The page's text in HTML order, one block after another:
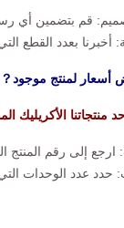
لمنتج موجود？
منتجاتنا